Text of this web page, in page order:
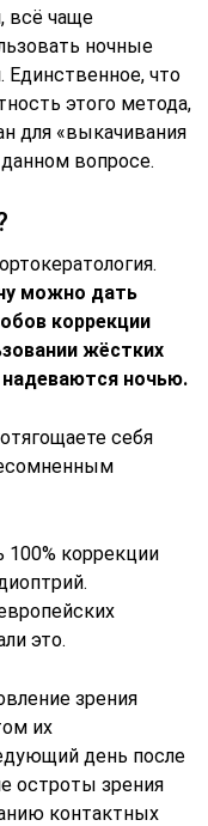
всё чаще
ночные
Единственное, что
этого метода,
для «выкачивания
вопросе.
можно дать
коррекции
жёстких
ночью.
себя
коррекции
это.
зрения
их
день после
остроты зрения
контактных